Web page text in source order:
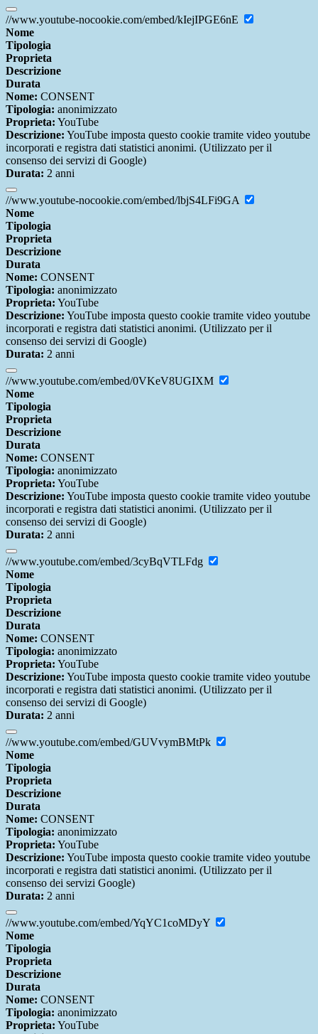
//www.youtube-nocookie.com/embed/kIejIPGE6nE
Nome
Tipologia
Proprieta
Descrizione
Durata
Nome: CONSENT
Tipologia: anonimizzato
Proprieta: YouTube
Descrizione: YouTube imposta questo cookie tramite video youtube
incorporati e registra dati statistici anonimi. (Utilizzato per il
consenso dei servizi di Google)
Durata: 2 anni
//www.youtube-nocookie.com/embed/lbjS4LFi9GA
Nome
Tipologia
Proprieta
Descrizione
Durata
Nome: CONSENT
Tipologia: anonimizzato
Proprieta: YouTube
Descrizione: YouTube imposta questo cookie tramite video youtube
incorporati e registra dati statistici anonimi. (Utilizzato per il
consenso dei servizi di Google)
Durata: 2 anni
//www.youtube.com/embed/0VKeV8UGIXM
Nome
Tipologia
Proprieta
Descrizione
Durata
Nome: CONSENT
Tipologia: anonimizzato
Proprieta: YouTube
Descrizione: YouTube imposta questo cookie tramite video youtube
incorporati e registra dati statistici anonimi. (Utilizzato per il
consenso dei servizi di Google)
Durata: 2 anni
//www.youtube.com/embed/3cyBqVTLFdg
Nome
Tipologia
Proprieta
Descrizione
Durata
Nome: CONSENT
Tipologia: anonimizzato
Proprieta: YouTube
Descrizione: YouTube imposta questo cookie tramite video youtube
incorporati e registra dati statistici anonimi. (Utilizzato per il
consenso dei servizi di Google)
Durata: 2 anni
//www.youtube.com/embed/GUVvymBMtPk
Nome
Tipologia
Proprieta
Descrizione
Durata
Nome: CONSENT
Tipologia: anonimizzato
Proprieta: YouTube
Descrizione: YouTube imposta questo cookie tramite video youtube
incorporati e registra dati statistici anonimi. (Utilizzato per il
consenso dei servizi Google)
Durata: 2 anni
//www.youtube.com/embed/YqYC1coMDyY
Nome
Tipologia
Proprieta
Descrizione
Durata
Nome: CONSENT
Tipologia: anonimizzato
Proprieta: YouTube